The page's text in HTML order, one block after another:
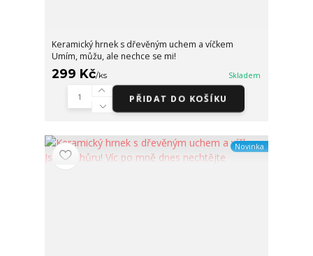
Keramický hrnek s dřevěným uchem a víčkem
Umím, můžu, ale nechce se mi!
299 Kč/ks Skladem
PŘIDAT DO KOŠÍKU
Novinka